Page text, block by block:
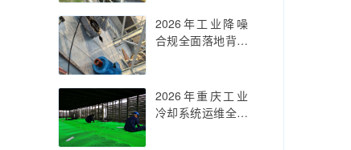
能让你的冷却效率
提升20%以上，从
换的全部核心要点
2026年工业降噪
合规全面落地背景
现厂界噪声达标？
深度解析维修冷却
2026年重庆工业
冷却系统运维全指